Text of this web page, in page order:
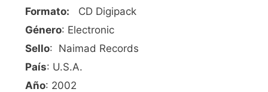
Formato: CD Digipack
Género: Electronic
Sello: Naimad Records
País: U.S.A.
Año: 2002